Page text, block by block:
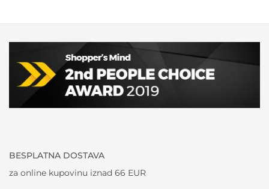
BESPLATNA DOSTAVA
za online kupovinu iznad 66 EUR